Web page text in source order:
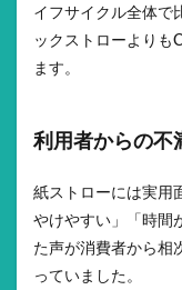
イフサイクル全体で
ックストローよりも
ます。
利用者からの不
紙ストローには実用
やけやすい」「時間
た声が消費者から相
っていました。